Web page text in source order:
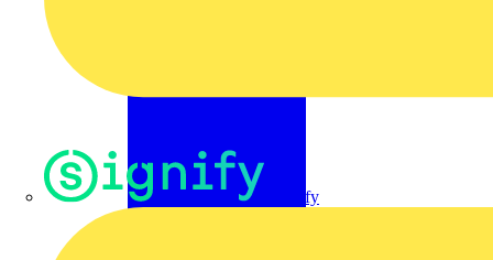
Signify